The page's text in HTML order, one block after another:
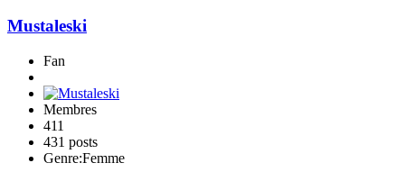
Mustaleski
Fan
Membres
411
431 posts
Genre:Femme